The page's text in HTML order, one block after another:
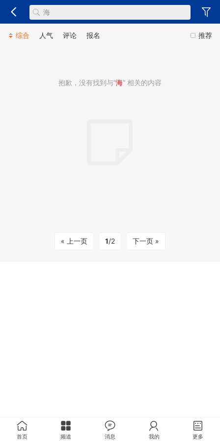
推荐
综合 人气 评论 报名
抱歉，没有找到与“海” 相关的内容
« 上一页 1/2 下一页 »
首页 频道 消息 我的 更多